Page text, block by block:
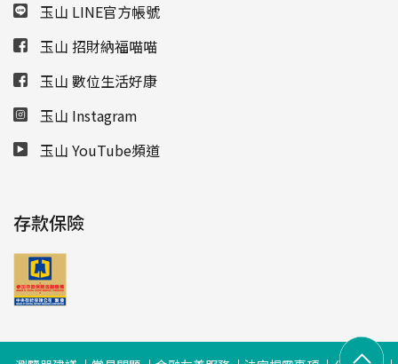
玉山 LINE官方帳號
玉山 招財納福喵喵
玉山 數位生活好康
玉山 Instagram
玉山 YouTube頻道
存款保險